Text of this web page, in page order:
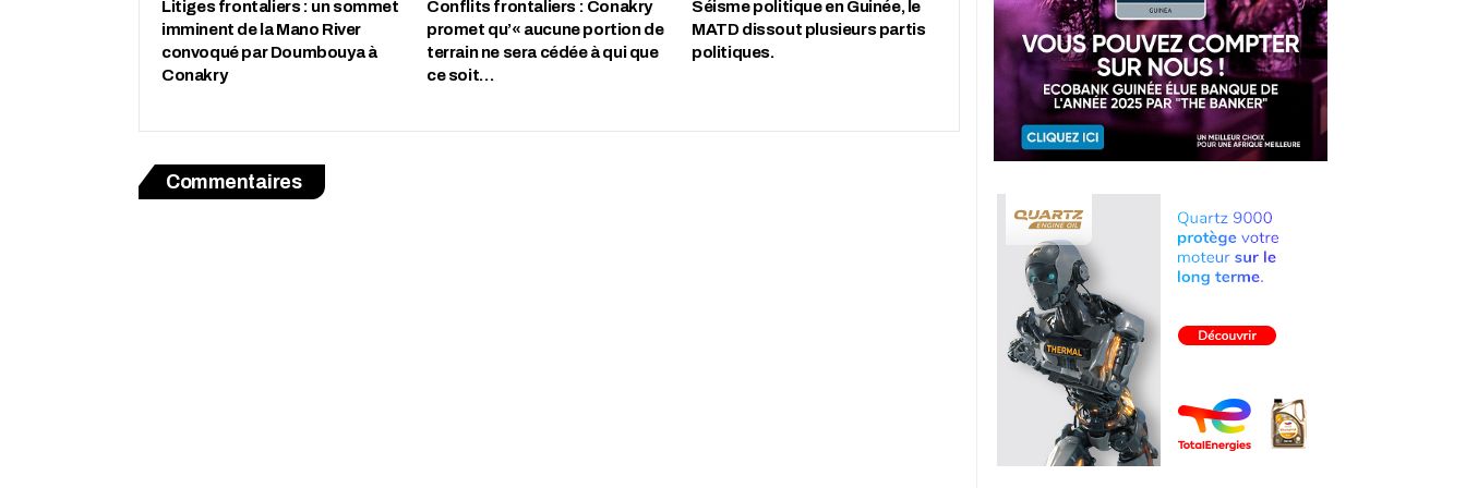
Litiges frontaliers : un sommet
imminent de la Mano River
convoqué par Doumbouya à
Conakry
Conflits frontaliers : Conakry
promet qu’« aucune portion de
terrain ne sera cédée à qui que
ce soit…
Séisme politique en Guinée, le
MATD dissout plusieurs partis
politiques.
Commentaires